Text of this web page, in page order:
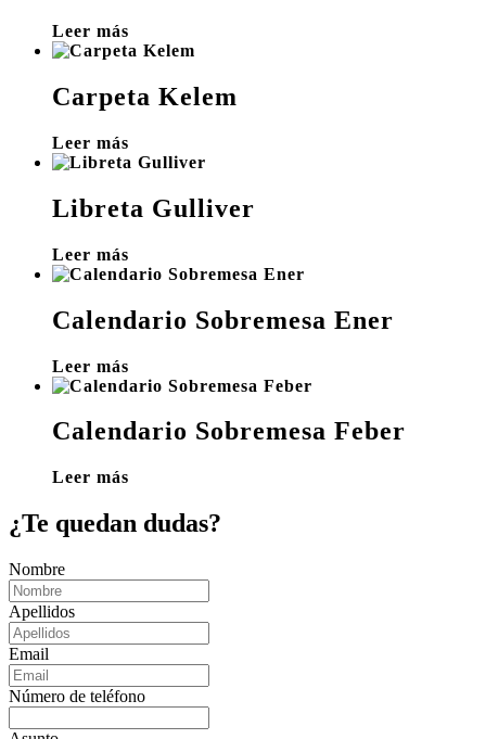
Leer más
Carpeta Kelem
Leer más
Libreta Gulliver
Leer más
Calendario Sobremesa Ener
Leer más
Calendario Sobremesa Feber
Leer más
¿Te quedan dudas?
Nombre
Apellidos
Email
Número de teléfono